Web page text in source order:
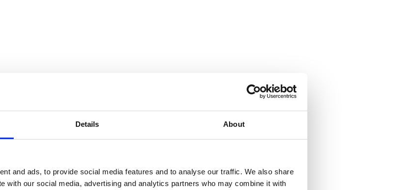
Details About
and ads, to provide social media features and to analyse our traffic. We also share
with our social media, advertising and analytics partners who may combine it with